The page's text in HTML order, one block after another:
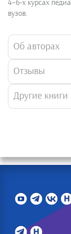
4–6-х курсах
вузов.
Об авторах
Отзывы
Другие книги